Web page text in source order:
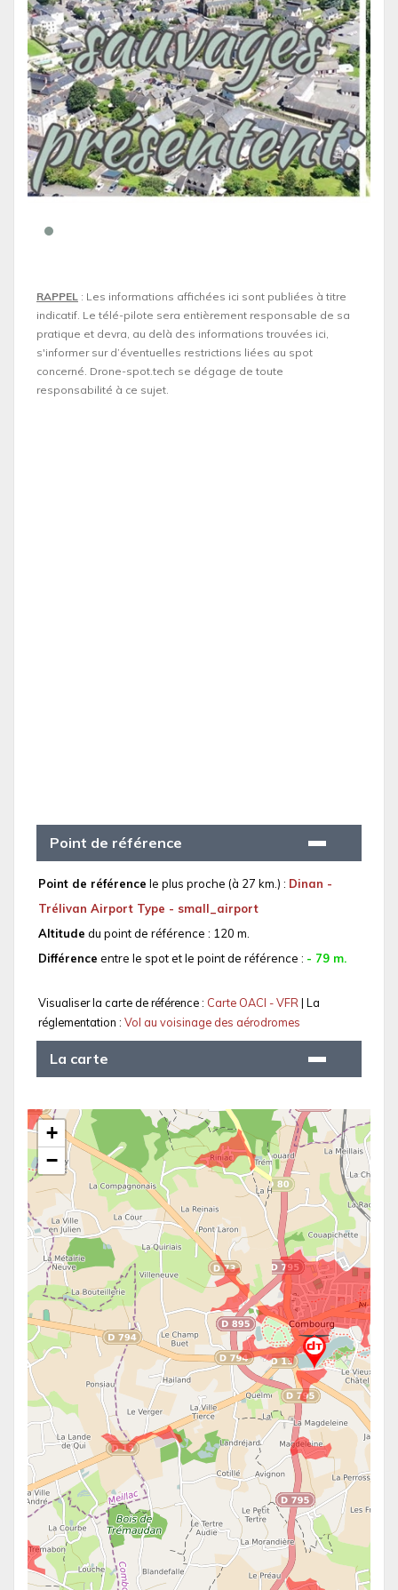
RAPPEL : Les informations affichées ici sont publiées à titre
indicatif. Le télé-pilote sera entièrement responsable de sa
pratique et devra, au delà des informations trouvées ici,
s'informer sur d’éventuelles restrictions liées au spot
concerné. Drone-spot.tech se dégage de toute
responsabilité à ce sujet.
Point de référence
Point de référence le plus proche (à 27 km.) : Dinan -
Trélivan Airport Type - small_airport
Altitude du point de référence : 120 m.
Différence entre le spot et le point de référence : - 79 m.
Visualiser la carte de référence : Carte OACI - VFR| La
réglementation : Vol au voisinage des aérodromes
La carte